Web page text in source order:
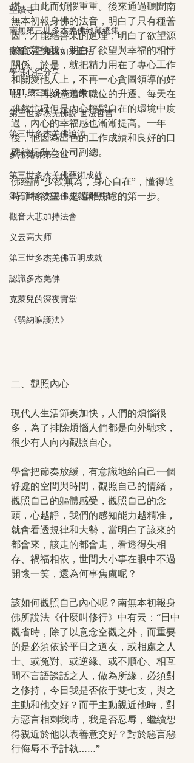
聖蹟寺
南無第三世多杰羌佛經藏總集
撥亂反正維護如來正法
學佛心得分享
H.H.第三世多杰羌佛
第三世多杰羌佛說 世法哲言
第三世多杰羌佛說法
多杰羌佛第三世
第三世多杰羌佛藝術成就
第三世多杰羌佛成就與聖蹟
觀音大悲加持法會
义云高大师
第三世多杰羌佛五明成就
認識多杰羌佛
克萊兒的深夜實堂
《弱納嘛護法》
堪，由此而煩惱重重。後來通過聽聞南
無本初報身佛的法音，明白了只有種善
因，才能結善果的道理，明白了欲望源
於貪著執我，明白了欲望與幸福的相悖
關係。於是，就把精力用在了專心工作
和關愛他人上，不再一心貪圖領導的好
感，不再刻意追求職位的升遷。每天在
雖然忙碌但是內心輕鬆自在的環境中度
過，內心的幸福感也漸漸提高。一年
後，他因為出色的工作成績和良好的口
碑被提升為公司副總。
佛經講“少欲無為，身心自在”，懂得適
時節制欲望，是遠離焦慮的第一步。
二、觀照內心
現代人生活節奏加快，人們的煩惱很
多，為了排除煩惱人們都是向外馳求，
很少有人向內觀照自心。
學會把節奏放緩，有意識地給自己一個
靜處的空間與時間，觀照自己的情緒，
觀照自己的軀體感受，觀照自己的念
頭，心越靜，我們的感知能力越精准，
就會看透規律和大勢，當明白了該來的
都會來，該走的都會走，看透得失相
存、禍福相依，世間大小事在眼中不過
開懷一笑，還為何事焦慮呢？
該如何觀照自己內心呢？南無本初報身
佛所說法《什麼叫修行》中有云：“日中
觀省時，除了以意念空觀之外，而重要
的是必須依於平日之道友，或相處之人
士、或冤對、或逆緣、或不順心、相互
間不言語談話之人，做為所緣，必須對
之修持，今日我是否依于雙七支，與之
主動和他交好？而于主動親近他時，對
方惡言相刺我時，我是否忍辱，繼續想
得親近於他以表善意交好？對於惡言惡
行侮辱不予計執……”